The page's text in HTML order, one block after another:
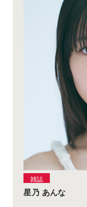
雑誌
星乃 あんな